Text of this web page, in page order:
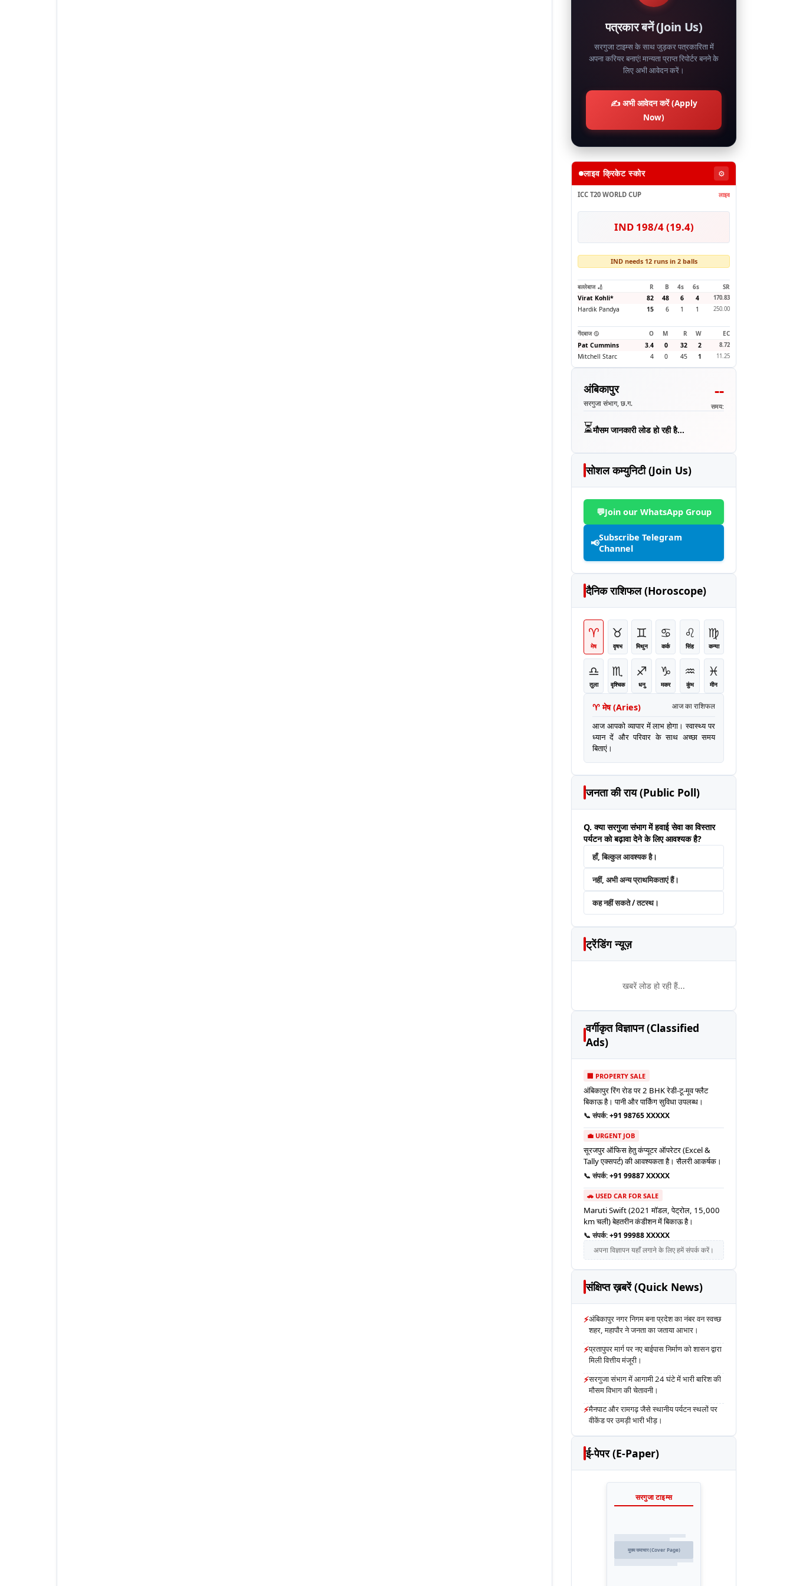
पत्रकार बनें (Join Us)
सरगुजा टाइम्स के साथ जुड़कर पत्रकारिता में
अपना करियर बनाएं! मान्यता प्राप्त रिपोर्टर बनने के
लिए अभी आवेदन करें।
✍️ अभी आवेदन करें (Apply
Now)
लाइव क्रिकेट स्कोर ⚙️
ICC T20 WORLD CUP लाइव
IND 198/4 (19.4)
IND needs 12 runs in 2 balls
बल्लेबाज 🏏 R B 4s 6s
SR
Virat Kohli* 82 48 6 4 170.83
Hardik Pandya 15 6 1 1 250.00
गेंदबाज 🥎 O M R W
EC
Pat Cummins
3.4 0 32 2 8.72
Mitchell Starc 4 0 45 1 11.25
अंबिकापुर
सरगुजा संभाग, छ.ग.
--
समय:
⏳मौसम जानकारी लोड हो रही है...
सोशल कम्युनिटी (Join Us)
💬Join our WhatsApp Group
📢Subscribe Telegram
Channel
दैनिक राशिफल (Horoscope)
♈
मेष
♉
वृषभ
♊
मिथुन
♋
कर्क
♌
सिंह
♍
कन्या
♎
तुला
♏
वृश्चिक
♐
धनु
♑
मकर
♒
कुंभ
♓
मीन
♈ मेष(Aries) आज का राशिफल
आज आपको व्यापार में लाभ होगा। स्वास्थ्य पर
ध्यान दें और परिवार के साथ अच्छा समय
बिताएं।
जनता की राय (Public Poll)
Q. क्या सरगुजा संभाग में हवाई सेवा का विस्तार
पर्यटन को बढ़ावा देने के लिए आवश्यक है?
हाँ, बिल्कुल आवश्यक है।
नहीं, अभी अन्य प्राथमिकताएं हैं।
कह नहीं सकते / तटस्थ।
ट्रेंडिंग न्यूज़
खबरें लोड हो रही हैं...
वर्गीकृत विज्ञापन (Classified
Ads)
🏢 PROPERTY SALE
अंबिकापुर रिंग रोड पर 2 BHK रेडी-टू-मूव फ्लैट
बिकाऊ है। पानी और पार्किंग सुविधा उपलब्ध।
📞 संपर्क:+91 98765 XXXXX
💼 URGENT JOB
सूरजपुर ऑफिस हेतु कंप्यूटर ऑपरेटर (Excel &
Tally एक्सपर्ट) की आवश्यकता है। सैलरी आकर्षक।
📞 संपर्क:+91 99887 XXXXX
🚗 USED CAR FOR SALE
Maruti Swift (2021 मॉडल, पेट्रोल, 15,000
km चली) बेहतरीन कंडीशन में बिकाऊ है।
📞 संपर्क:+91 99988 XXXXX
अपना विज्ञापन यहाँ लगाने के लिए हमें संपर्क करें।
संक्षिप्त ख़बरें (Quick News)
⚡अंबिकापुर नगर निगम बना प्रदेश का नंबर वन स्वच्छ
शहर, महापौर ने जनता का जताया आभार।
⚡प्रतापुपर मार्ग पर नए बाईपास निर्माण को शासन द्वारा
मिली वित्तीय मंजूरी।
⚡सरगुजा संभाग में आगामी 24 घंटे में भारी बारिश की
मौसम विभाग की चेतावनी।
⚡मैनपाट और रामगढ़ जैसे स्थानीय पर्यटन स्थलों पर
वीकेंड पर उमड़ी भारी भीड़।
ई-पेपर (E-Paper)
सरगुजा टाइम्स
मुख्य समाचार (Cover Page)